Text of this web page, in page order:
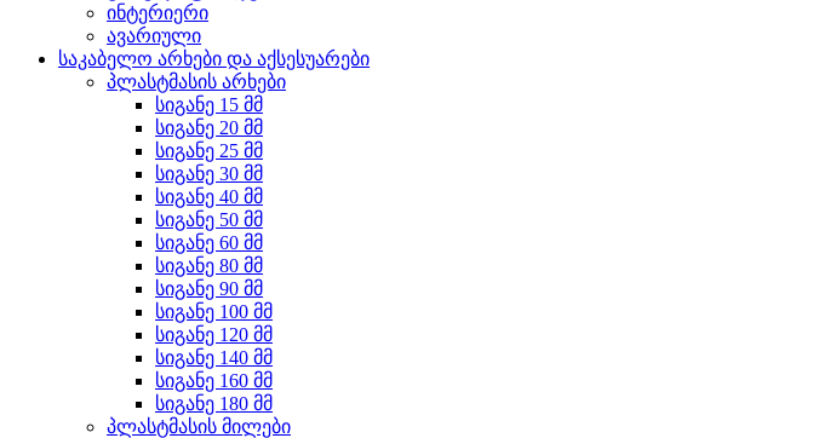
ინტერიერი
ავარიული
საკაბელო არხები და აქსესუარები
პლასტმასის არხები
სიგანე 15 მმ
სიგანე 20 მმ
სიგანე 25 მმ
სიგანე 30 მმ
სიგანე 40 მმ
სიგანე 50 მმ
სიგანე 60 მმ
სიგანე 80 მმ
სიგანე 90 მმ
სიგანე 100 მმ
სიგანე 120 მმ
სიგანე 140 მმ
სიგანე 160 მმ
სიგანე 180 მმ
პლასტმასის მილები